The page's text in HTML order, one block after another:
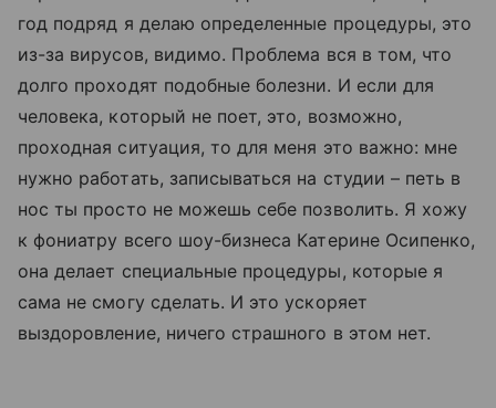
год подряд я делаю определенные процедуры, это
из-за вирусов, видимо. Проблема вся в том, что
долго проходят подобные болезни. И если для
человека, который не поет, это, возможно,
проходная ситуация, то для меня это важно: мне
нужно работать, записываться на студии – петь в
нос ты просто не можешь себе позволить. Я хожу
к фониатру всего шоу-бизнеса Катерине Осипенко,
она делает специальные процедуры, которые я
сама не смогу сделать. И это ускоряет
выздоровление, ничего страшного в этом нет.